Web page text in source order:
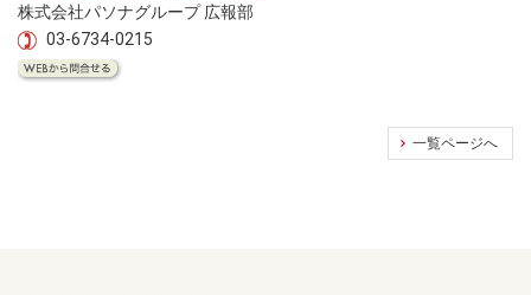
株式会社パソナグループ 広報部
03-6734-0215
一覧ページへ